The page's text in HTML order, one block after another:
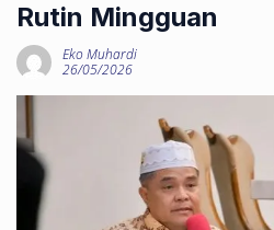
Rutin Mingguan
Eko Muhardi
26/05/2026